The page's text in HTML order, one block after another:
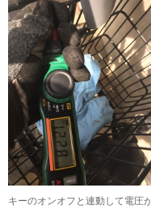
キーのオンオフと連動して電圧